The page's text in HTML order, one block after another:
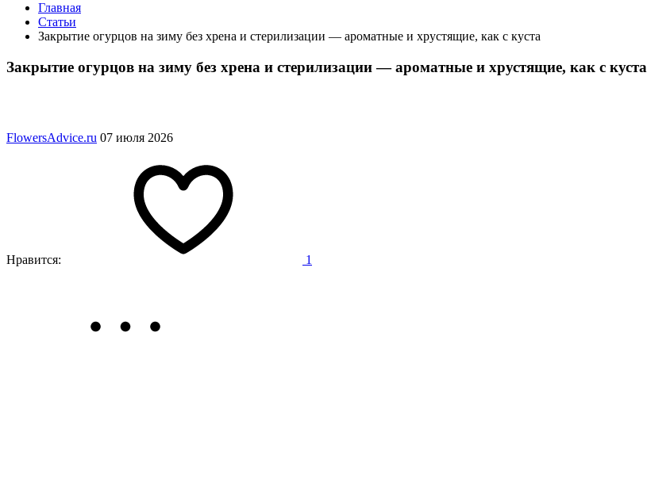
Главная
Статьи
Закрытие огурцов на зиму без хрена и стерилизации — ароматные и хрустящие, как с куста
Закрытие огурцов на зиму без хрена и стерилизации — ароматные и хрустящие, как с куста
FlowersAdvice.ru 07 июля 2026
Нравится: 1